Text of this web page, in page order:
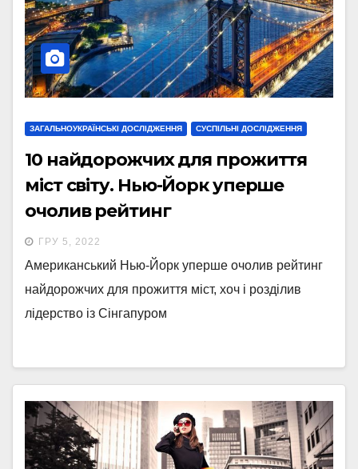
ЗАГАЛЬНОУКРАЇНСЬКІ ДОСЛІДЖЕННЯ СУСПІЛЬНІ ДОСЛІДЖЕННЯ
10 найдорожчих для прожиття
міст світу. Нью-Йорк уперше
очолив рейтинг
ГРУ 5, 2022
Американський Нью-Йорк уперше очолив рейтинг
найдорожчих для прожиття міст, хоч і розділив
лідерство із Сінгапуром